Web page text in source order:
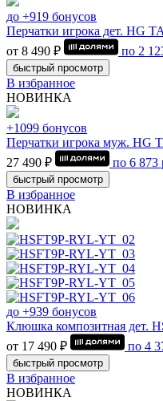
до +919 бонусов
Перчатки игрока дет. HG
от 8 490 ₽
по 2
быстрый просмотр
В избранное
НОВИНКА
+1099 бонусов
Перчатки игрока муж. HG
27 490 ₽
по 6 873
быстрый просмотр
В избранное
НОВИНКА
до +939 бонусов
Клюшка композитная дет.
от 17 490 ₽
по 4
быстрый просмотр
В избранное
НОВИНКА